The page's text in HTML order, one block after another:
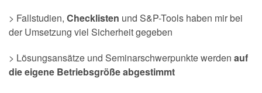
> Fallstudien, Checklisten und S&P-Tools haben mir bei
der Umsetzung viel Sicherheit gegeben
> Lösungsansätze und Seminarschwerpunkte werden auf
die eigene Betriebsgröße abgestimmt